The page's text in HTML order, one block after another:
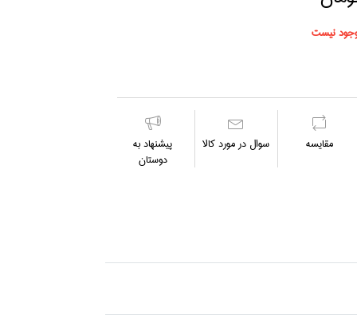
نیست
مقايسه سوال در مورد كالا
پیشنهاد به
دوستان